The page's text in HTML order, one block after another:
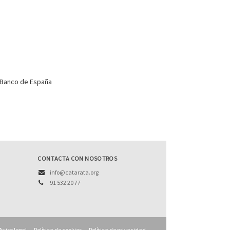
de España
CONTACTA CON NOSOTROS
info@catarata.org
91 532 20 77